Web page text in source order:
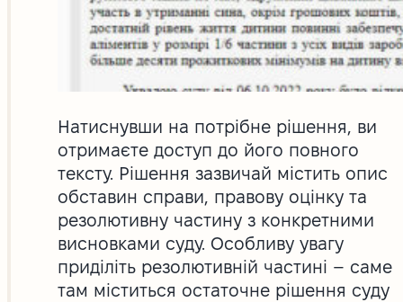
Натиснувши на потрібне рішення, ви
отримаєте доступ до його повного
тексту. Рішення зазвичай містить опис
обставин справи, правову оцінку та
резолютивну частину з конкретними
висновками суду. Особливу увагу
приділіть резолютивній частині – саме
там міститься остаточне рішення суду